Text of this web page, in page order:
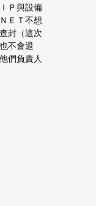
Ｐ與設備
ＥＴ不想
封（這次
不會退
們負責人